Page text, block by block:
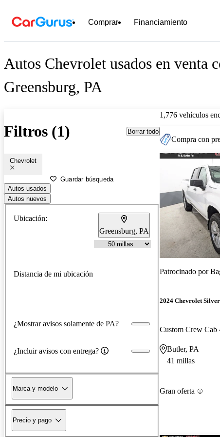
Comprar Financiamiento
Autos Chevrolet usados en venta
Greensburg, PA
Filtros (1) Borrar todo
Chevrolet
Guardar búsqueda
Autos usados
Autos nuevos
Ubicación:
Greensburg, PA
Distancia de mi ubicación
¿Mostrar avisos solamente de PA?
¿Incluir avisos con entrega?
Marca y modelo
Precio y pago
1,776 vehículos
Compra con
Patrocinado por
2024 Chevrolet
Custom Crew Cab
Butler, PA
41 millas
Gran oferta